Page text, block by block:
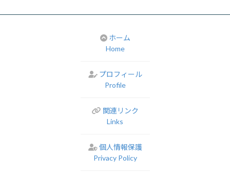
ホーム
Home
プロフィール
Profile
関連リンク
Links
個人情報保護
Privacy Policy